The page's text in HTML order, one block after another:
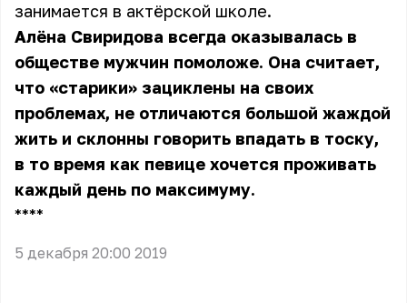
занимается в актёрской школе.
Алёна Свиридова всегда оказывалась в
обществе мужчин помоложе. Она считает,
что «старики» зациклены на своих
проблемах, не отличаются большой жаждой
жить и склонны говорить впадать в тоску,
в то время как певице хочется проживать
каждый день по максимуму.
** **
5 декабря 20:00 2019